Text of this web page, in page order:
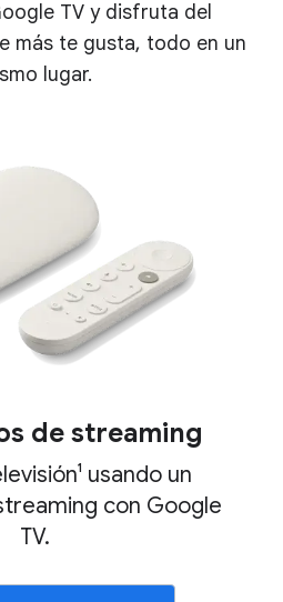
TV y disfruta del
más te gusta, todo en un
lugar.
de streaming
usando un
con Google
TV.